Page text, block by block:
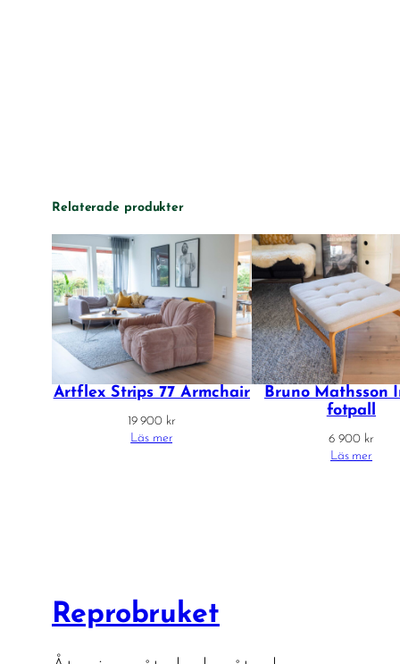
Relaterade produkter
Artflex Strips 77 Armchair
19 900 kr
Läs mer
Bruno Mathsson
fotpall
6 900 kr
Läs mer
Reprobruket